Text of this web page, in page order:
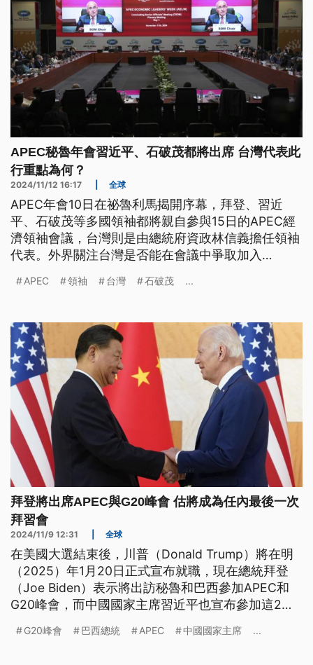
APEC秘魯年會習近平、石破茂都將出席 台灣代表此
行重點為何？
2024/11/12 16:17 全球
APEC年會10日在祕魯利馬揭開序幕，拜登、習近
平、石破茂等多國領袖都將親自參與15日的APEC經
濟領袖會議，台灣則是由總統府資政林信義擔任領袖
代表。外界關注台灣是否能在會議中爭取加入
終場拜習會與首次的習石會也引發關注。
APEC 領袖 台灣 石破茂 ...
拜登將出席APEC與G20峰會 估將成為任內最後一次
拜習會
2024/11/9 12:31 全球
在美國大選結束後，川普（Donald Trump）將在明
（2025）年1月20日正式宣布就職，現在總統拜登
（Joe Biden）表示將出訪秘魯和巴西參加APEC和
G20峰會，而中國國家主席習近平也宣布參加這2次
「最後一舞」。
G20峰會 巴西總統 APEC 中國國家主席 ...